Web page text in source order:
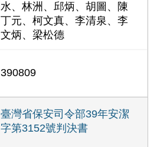
水、林洲、邱炳、胡圖、陳
丁元、柯文真、李清泉、李
文炳、梁松德
390809
臺灣省保安司令部39年安潔
字第3152號判決書